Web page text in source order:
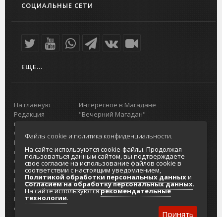
СОЦИАЛЬНЫЕ СЕТИ
ЕЩЕ...
На главную
Редакция
портала
О проекте
Реклама на
портале
Отзывы и
предложения
Интернет-
услуги
Разработка
сайтов
Интересное в Магадане
"Вечерний Магадан"
Городская доска объявлений
Реклама
Главный туристический портал
Колымы
Политика в отношении обработки
персональных данных
Согласие на обработку персональных
данных
Файлы cookie и политика конфиденциальности.
На сайте используются cookie-файлы. Продолжая
пользоваться данным сайтом, вы подтверждаете
свое согласие на использование файлов cookie в
соответствии с настоящим уведомлением,
Политикой обработки персональных данныхи
Согласием на обработку персональных данных.
На сайте используютсярекомендательные
технологии.
Принять